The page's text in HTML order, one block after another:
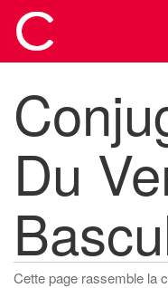
Du
Cette page rassemble la